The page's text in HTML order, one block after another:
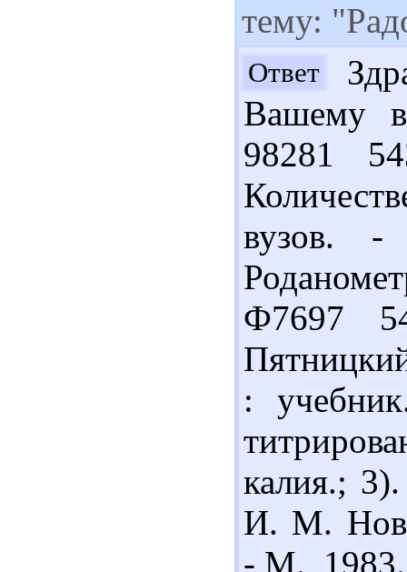
тему:
Ответ
Вашему
98281
вузов.
Ф7697
:
калия.;
И. М.
- М.,